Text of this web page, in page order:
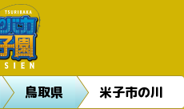
鳥取県 米子市の川